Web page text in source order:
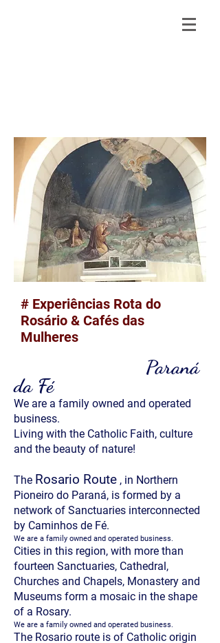
# Experiências Rota do
Rosário & Cafés das
Mulheres
Paraná
da Fé
We are a family owned and operated
business.
Living with the Catholic Faith, culture
and the beauty of nature!
The Rosario Route , in Northern
Pioneiro do Paraná, is formed by a
network of Sanctuaries interconnected
by Caminhos de Fé.
We are a family owned and operated business.
Cities in this region, with more than
fourteen Sanctuaries, Cathedral,
Churches and Chapels, Monastery and
Museums form a mosaic in the shape
of a Rosary.
We are a family owned and operated business.
The Rosario route is of Catholic origin